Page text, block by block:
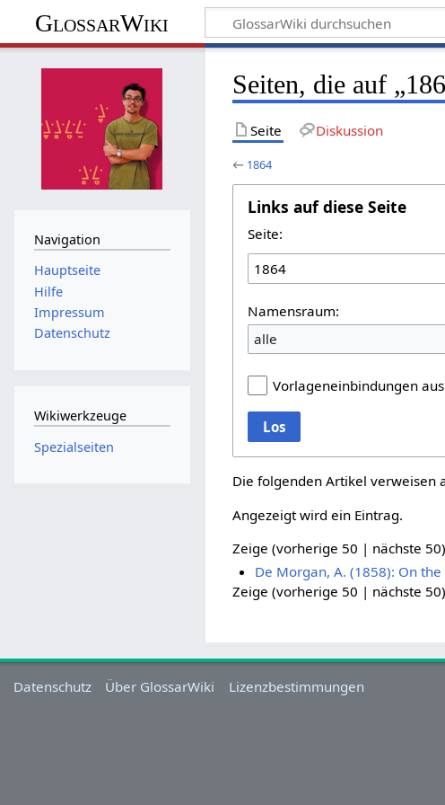
GlossarWiki
Seiten, die auf
Seite Diskussion
← 1864
Links auf diese Seite
Seite:
Namensraum:
alle
Vorlageneinbindungen
Los
Die folgenden Artikel verweisen
Angezeigt wird ein Eintrag.
Zeige (vorherige 50 | nächste 50
De Morgan, A. (1858): On
Zeige (vorherige 50 | nächste 50
Navigation
Hauptseite
Hilfe
Impressum
Datenschutz
Wikiwerkzeuge
Spezialseiten
Datenschutz Über GlossarWiki Lizenzbestimmungen